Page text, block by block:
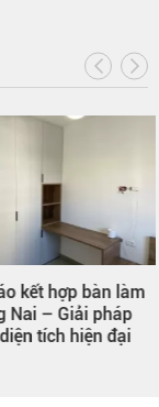
kết hợp bàn làm
Nai – Giải pháp
tích hiện đại